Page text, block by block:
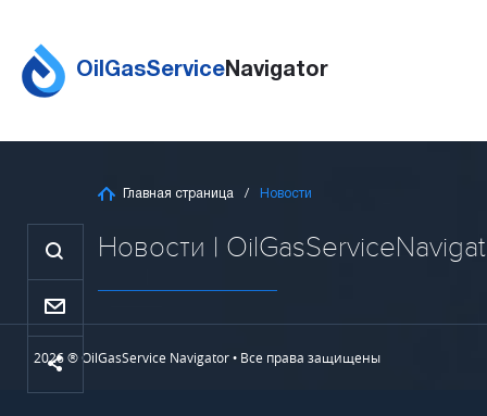
OilGasServiceNavigator
Главная страница Новости
Новости |
2026 ® OilGasService Navigator • Все права защищены